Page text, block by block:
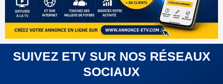
SUIVEZ ETV SUR NOS RÉSEAUX
SOCIAUX